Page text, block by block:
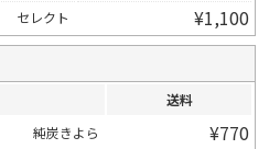
セレクト ¥1,100
送料
純炭きよら
¥770
閉じる
閉じる
閉じる